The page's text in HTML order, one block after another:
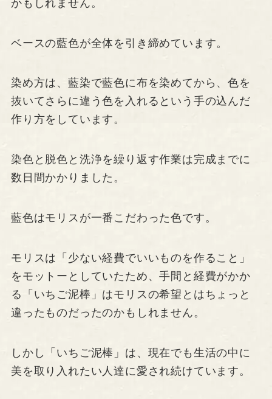
かもしれません。
ベースの藍色が全体を引き締めています。
染め方は、藍染で藍色に布を染めてから、色を
抜いてさらに違う色を入れるという手の込んだ
作り方をしています。
染色と脱色と洗浄を繰り返す作業は完成までに
数日間かかりました。
藍色はモリスが一番こだわった色です。
モリスは「少ない経費でいいものを作ること」
をモットーとしていたため、手間と経費がかか
る「いちご泥棒」はモリスの希望とはちょっと
違ったものだったのかもしれません。
しかし「いちご泥棒」は、現在でも生活の中に
美を取り入れたい人達に愛され続けています。